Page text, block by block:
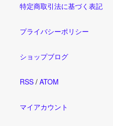
特定商取引法に基づく表記
プライバシーポリシー
ショップブログ
RSS / ATOM
マイアカウント